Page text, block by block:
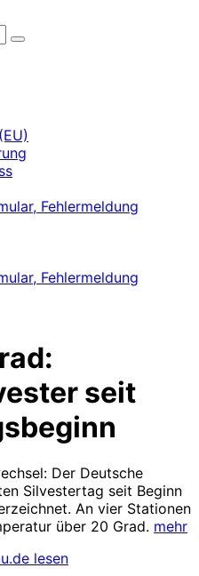
Fehlermeldung
Fehlermeldung
seit
Der Deutsche
Silvestertag seit Beginn
An vier Stationen
über 20 Grad. mehr
lesen